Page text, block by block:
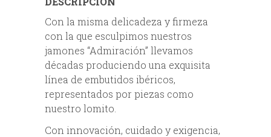
Con la misma delicadeza y firmeza
con la que esculpimos nuestros
jamones “Admiración” llevamos
décadas produciendo una exquisita
línea de embutidos ibéricos,
representados por piezas como
nuestro lomito.
Con innovación, cuidado y exigencia,